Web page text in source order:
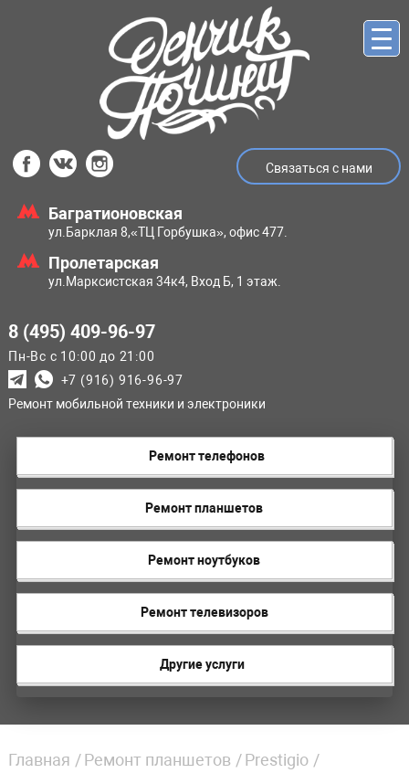
Связаться с нами
Багратионовская
ул.Барклая 8,«ТЦ Горбушка», офис 477.
Пролетарская
ул.Марксистская 34к4, Вход Б, 1 этаж.
8 (495) 409-96-97
Пн-Вс с 10:00 до 21:00
+7 (916) 916-96-97
Ремонт мобильной техники и электроники
Ремонт телефонов
Ремонт планшетов
Ремонт ноутбуков
Ремонт телевизоров
Другие услуги
Главная Ремонт планшетов
Prestigio